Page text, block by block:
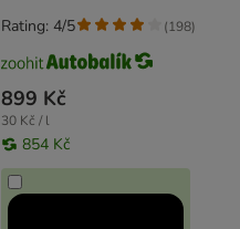
899 Kč
30 Kč / l
854 Kč
Rating: 4/5 (198)